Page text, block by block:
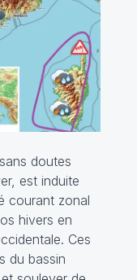
doutes
est induite
courant zonal
hivers en
Ces
du bassin